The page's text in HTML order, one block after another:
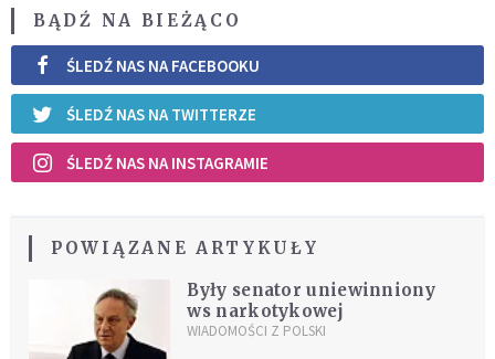
BĄDŹ NA BIEŻĄCO
ŚLEDŹ NAS NA FACEBOOKU
ŚLEDŹ NAS NA TWITTERZE
ŚLEDŹ NAS NA INSTAGRAMIE
POWIĄZANE ARTYKUŁY
Były senator uniewinniony
ws narkotykowej
WIADOMOŚCI Z POLSKI